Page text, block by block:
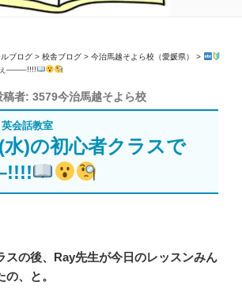
ブログ > 校舎ブログ > 今治馬越そよら校（愛媛県）
>
ぇ——–!!!!
稿者: 3579今治馬越そよら校
会話教室
水)の初心者クラスで
スの後、Ray先生が今日のレッスンみん
、と。